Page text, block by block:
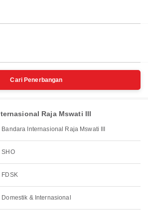
Cari Penerbangan
Raja Mswati III
Bandara Internasional Raja Mswati III
SHO
FDSK
Domestik & Internasional